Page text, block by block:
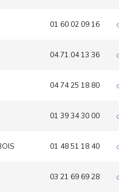
01 60 02 09 16
04.71.04 13 36
04 74 25 18 80
01 39 34 30 00
01 48 51 18 40
03 21 69 69 28